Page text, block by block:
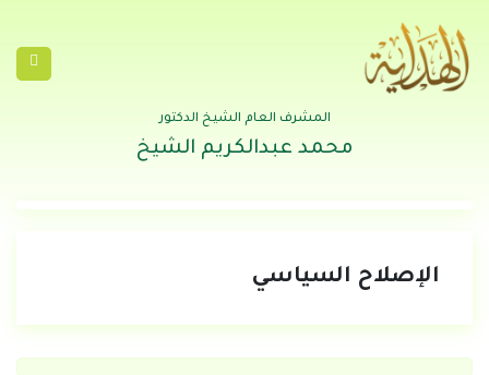
المشرف العام الشيخ الدكتور
محمد عبدالكريم الشيخ
الإصلاح السياسي